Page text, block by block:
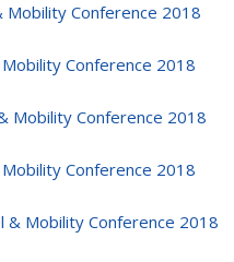
Conference 2018
Conference 2018
Mobility Conference 2018
Conference 2018
& Mobility Conference 2018